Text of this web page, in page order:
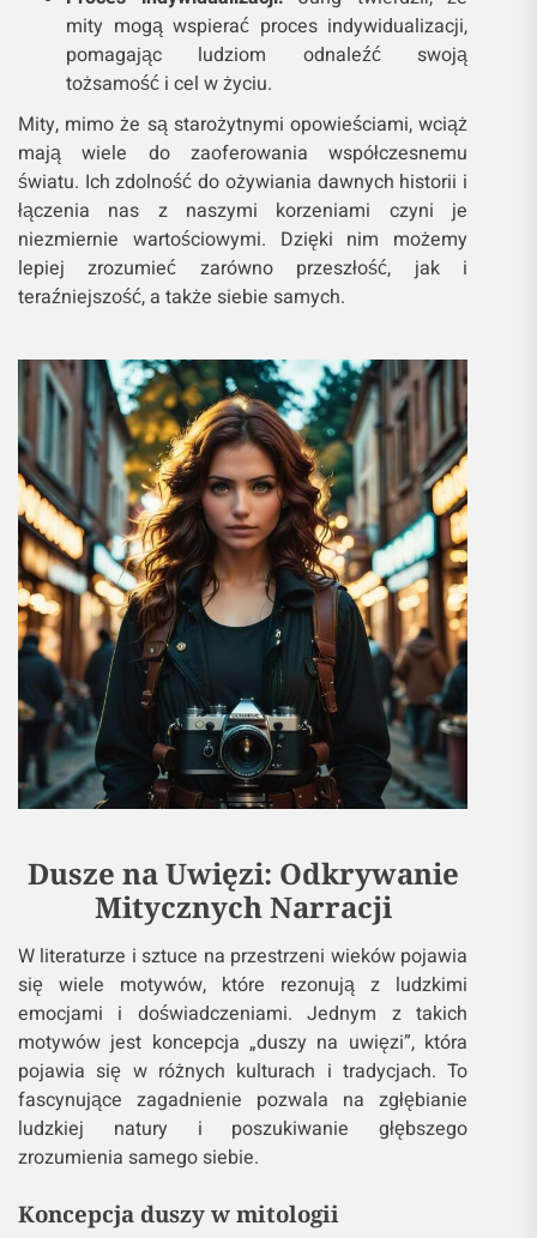
mity mogą wspierać proces indywidualizacji,
pomagając ludziom odnaleźć swoją
tożsamość i cel w życiu.
Mity, mimo że są starożytnymi opowieściami, wciąż
mają wiele do zaoferowania współczesnemu
światu. Ich zdolność do ożywiania dawnych historii i
łączenia nas z naszymi korzeniami czyni je
niezmiernie wartościowymi. Dzięki nim możemy
lepiej zrozumieć zarówno przeszłość, jak i
teraźniejszość, a także siebie samych.
Dusze na Uwięzi: Odkrywanie
Mitycznych Narracji
W literaturze i sztuce na przestrzeni wieków pojawia
się wiele motywów, które rezonują z ludzkimi
emocjami i doświadczeniami. Jednym z takich
motywów jest koncepcja „duszy na uwięzi”, która
pojawia się w różnych kulturach i tradycjach. To
fascynujące zagadnienie pozwala na zgłębianie
ludzkiej natury i poszukiwanie głębszego
zrozumienia samego siebie.
Koncepcja duszy w mitologii